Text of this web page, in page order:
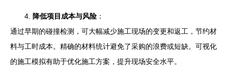
4. 降低项目成本与风险 ：
通过早期的碰撞检测，可大幅减少施工现场的变更和返工，节约材
料与工时成本。精确的材料统计避免了采购的浪费或短缺。可视化
的施工模拟有助于优化施工方案，提升现场安全水平。